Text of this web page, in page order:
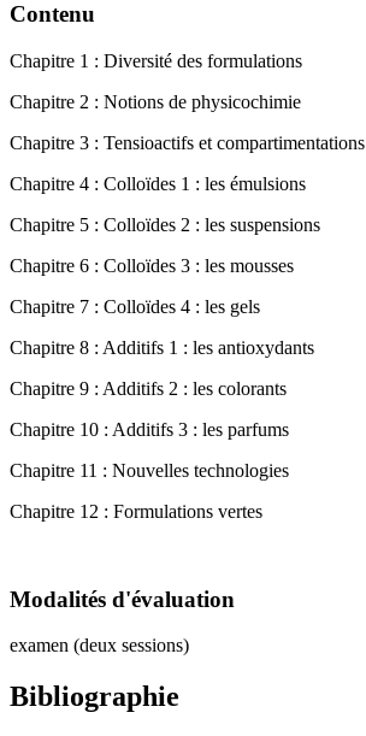
Contenu
Chapitre 1 : Diversité des formulations
Chapitre 2 : Notions de physicochimie
Chapitre 3 : Tensioactifs et compartimentations
Chapitre 4 : Colloïdes 1 : les émulsions
Chapitre 5 : Colloïdes 2 : les suspensions
Chapitre 6 : Colloïdes 3 : les mousses
Chapitre 7 : Colloïdes 4 : les gels
Chapitre 8 : Additifs 1 : les antioxydants
Chapitre 9 : Additifs 2 : les colorants
Chapitre 10 : Additifs 3 : les parfums
Chapitre 11 : Nouvelles technologies
Chapitre 12 : Formulations vertes
Modalités d'évaluation
examen (deux sessions)
Bibliographie